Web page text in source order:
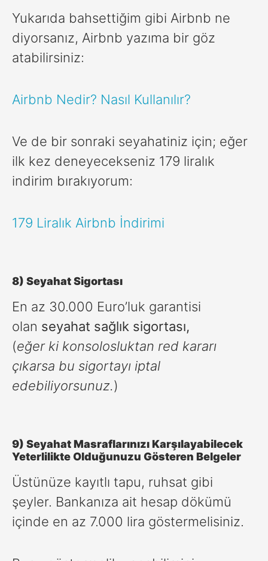
Yukarıda bahsettiğim gibi Airbnb ne
diyorsanız, Airbnb yazıma bir göz
atabilirsiniz:
Airbnb Nedir? Nasıl Kullanılır?
Ve de bir sonraki seyahatiniz için; eğer
ilk kez deneyecekseniz 179 liralık
indirim bırakıyorum:
179 Liralık Airbnb İndirimi
8) Seyahat Sigortası
En az 30.000 Euro’luk garantisi
olan seyahat sağlık sigortası,
(eğer ki konsolosluktan red kararı
çıkarsa bu sigortayı iptal
edebiliyorsunuz.)
9) Seyahat Masraflarınızı Karşılayabilecek
Yeterlilikte Olduğunuzu Gösteren Belgeler
Üstünüze kayıtlı tapu, ruhsat gibi
şeyler. Bankanıza ait hesap dökümü
içinde en az 7.000 lira göstermelisiniz.